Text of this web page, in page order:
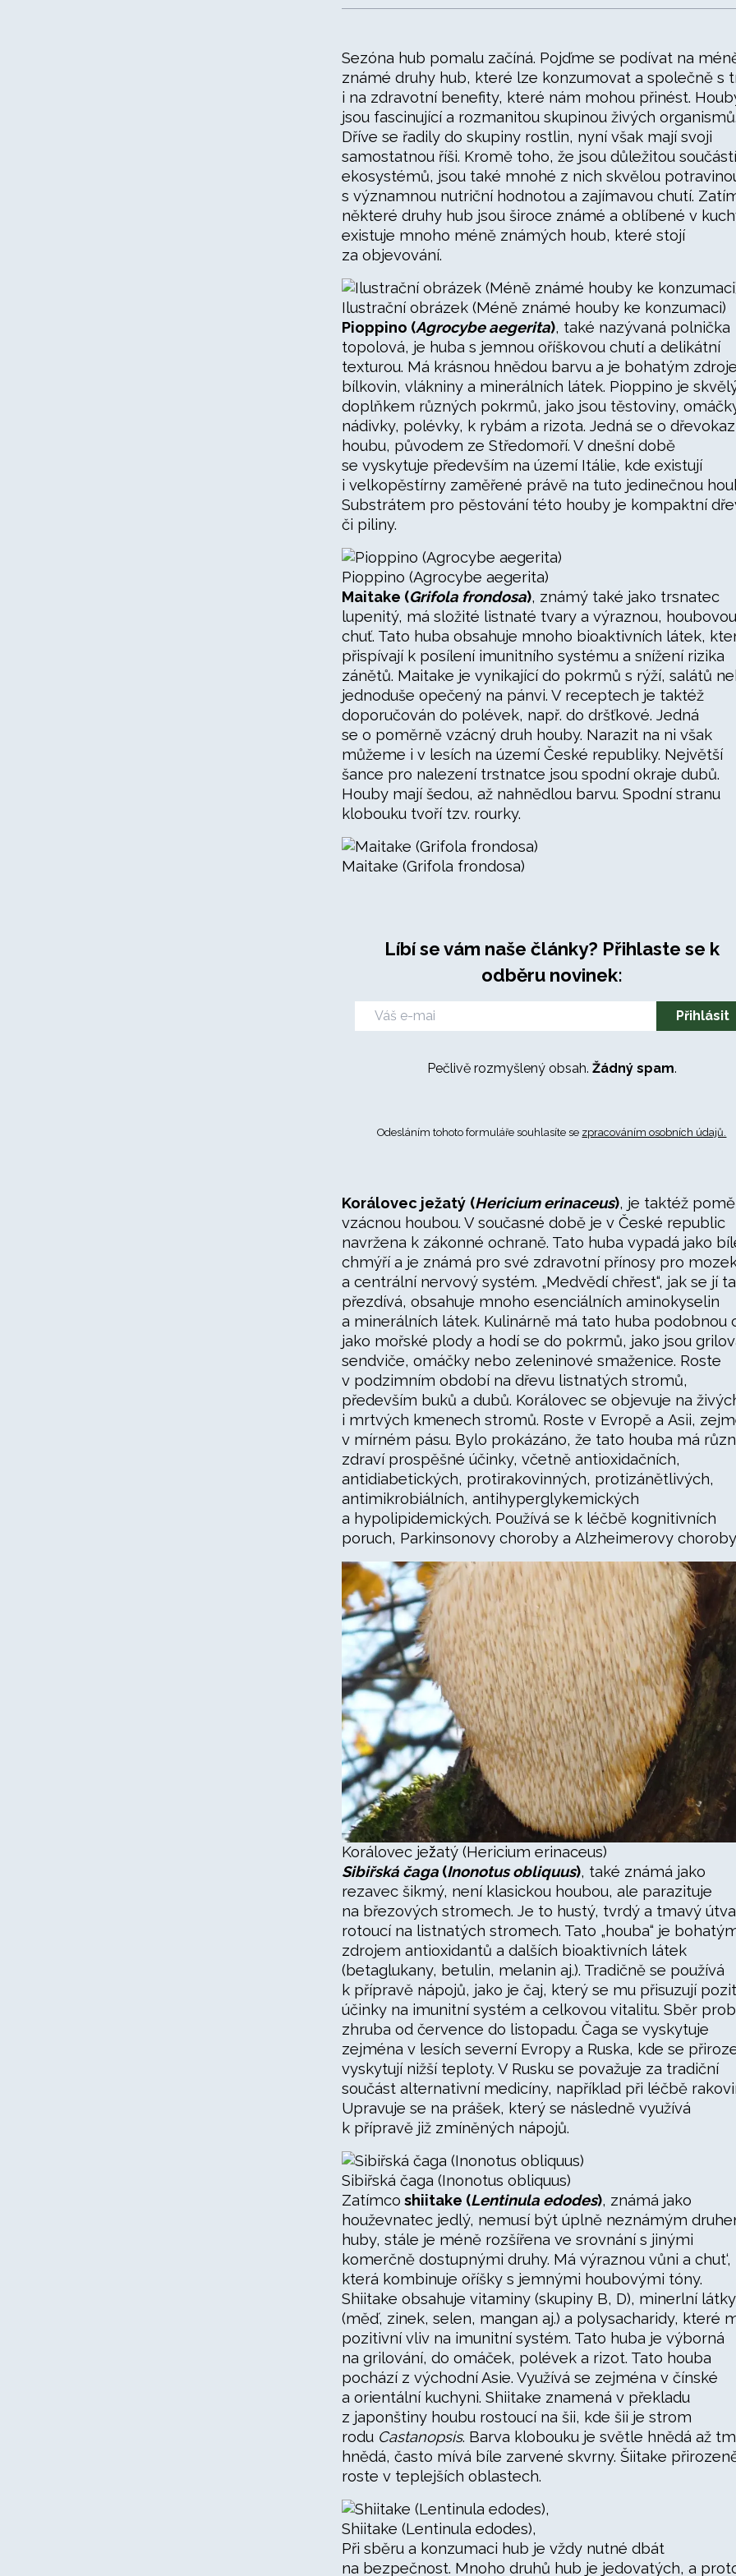
Sezóna hub pomalu začíná. Pojďme se podívat na
známé druhy hub, které lze konzumovat a společně s
i na zdravotní benefity, které nám mohou přinést.
jsou fascinující a rozmanitou skupinou živých
Dříve se řadily do skupiny rostlin, nyní však mají svoji
samostatnou říši. Kromě toho, že jsou důležitou součástí
ekosystémů, jsou také mnohé z nich skvělou
s významnou nutriční hodnotou a zajímavou chutí.
některé druhy hub jsou široce známé a oblíbené v
existuje mnoho méně známých houb, které stojí
za objevování.
Ilustrační obrázek (Méně známé houby ke konzumaci)
Pioppino (Agrocybe aegerita), také nazývaná polnička
topolová, je huba s jemnou oříškovou chutí a delikátní
texturou. Má krásnou hnědou barvu a je bohatým
bílkovin, vlákniny a minerálních látek. Pioppino je
doplňkem různých pokrmů, jako jsou těstoviny,
nádivky, polévky, k rybám a rizota. Jedná se o
houbu, původem ze Středomoří. V dnešní době
se vyskytuje především na území Itálie, kde existují
i velkopěstírny zaměřené právě na tuto jedinečnou
Substrátem pro pěstování této houby je kompaktní
či piliny.
Pioppino (Agrocybe aegerita)
Maitake (Grifola frondosa), známý také jako trsnatec
lupenitý, má složité listnaté tvary a výraznou, houbovou
chuť. Tato huba obsahuje mnoho bioaktivních látek,
přispívají k posílení imunitního systému a snížení rizika
zánětů. Maitake je vynikající do pokrmů s rýží, salátů
jednoduše opečený na pánvi. V receptech je taktéž
doporučován do polévek, např. do dršťkové. Jedná
se o poměrně vzácný druh houby. Narazit na ni však
můžeme i v lesích na území České republiky. Největší
šance pro nalezení trstnatce jsou spodní okraje dubů.
Houby mají šedou, až nahnědlou barvu. Spodní stranu
klobouku tvoří tzv. rourky.
Maitake (Grifola frondosa)
Líbí se vám naše články? Přihlaste se k
odběru novinek:
Pečlivě rozmyšlený obsah. Žádný spam.
Odesláním tohoto formuláře souhlasíte se zpracováním osobních údajů.
Korálovec ježatý (Hericium erinaceus), je taktéž
vzácnou houbou. V současné době je v České republic
navržena k zákonné ochraně. Tato huba vypadá jako
chmýří a je známá pro své zdravotní přínosy pro
a centrální nervový systém. „Medvědí chřest“, jak se jí
přezdívá, obsahuje mnoho esenciálních aminokyselin
a minerálních látek. Kulinárně má tato huba podobnou
jako mořské plody a hodí se do pokrmů, jako jsou
sendviče, omáčky nebo zeleninové smaženice. Roste
v podzimním období na dřevu listnatých stromů,
především buků a dubů. Korálovec se objevuje na
i mrtvých kmenech stromů. Roste v Evropě a Asii,
v mírném pásu. Bylo prokázáno, že tato houba má
zdraví prospěšné účinky, včetně antioxidačních,
antidiabetických, protirakovinných, protizánětlivých,
antimikrobiálních, antihyperglykemických
a hypolipidemických. Používá se k léčbě kognitivních
poruch, Parkinsonovy choroby a Alzheimerovy
Korálovec ježatý (Hericium erinaceus)
Sibiřská čaga (Inonotus obliquus), také známá jako
rezavec šikmý, není klasickou houbou, ale parazituje
na březových stromech. Je to hustý, tvrdý a tmavý
rotoucí na listnatých stromech. Tato „houba“ je
zdrojem antioxidantů a dalších bioaktivních látek
(betaglukany, betulin, melanin aj.). Tradičně se používá
k přípravě nápojů, jako je čaj, který se mu přisuzují
účinky na imunitní systém a celkovou vitalitu. Sběr
zhruba od července do listopadu. Čaga se vyskytuje
zejména v lesích severní Evropy a Ruska, kde se
vyskytují nižší teploty. V Rusku se považuje za tradiční
součást alternativní medicíny, například při léčbě
Upravuje se na prášek, který se následně využívá
k přípravě již zmíněných nápojů.
Sibiřská čaga (Inonotus obliquus)
Zatímco shiitake (Lentinula edodes), známá jako
houževnatec jedlý, nemusí být úplně neznámým
huby, stále je méně rozšířena ve srovnání s jinými
komerčně dostupnými druhy. Má výraznou vůni a chut‘,
která kombinuje oříšky s jemnými houbovými tóny.
Shiitake obsahuje vitaminy (skupiny B, D), minerlní látky
(měď, zinek, selen, mangan aj.) a polysacharidy, které
pozitivní vliv na imunitní systém. Tato huba je výborná
na grilování, do omáček, polévek a rizot. Tato houba
pochází z východní Asie. Využívá se zejména v čínské
a orientální kuchyni. Shiitake znamená v překladu
z japonštiny houbu rostoucí na šii, kde šii je strom
rodu Castanopsis. Barva klobouku je světle hnědá až
hnědá, často mívá bíle zarvené skvrny. Šiitake
roste v teplejších oblastech.
Shiitake (Lentinula edodes),
Při sběru a konzumaci hub je vždy nutné dbát
na bezpečnost. Mnoho druhů hub je jedovatých, a